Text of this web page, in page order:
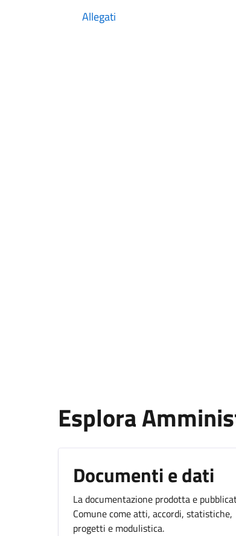
Allegati
Esplora
Documenti e dati
La documentazione prodotta e
Comune come atti, accordi, statistiche,
progetti e modulistica.